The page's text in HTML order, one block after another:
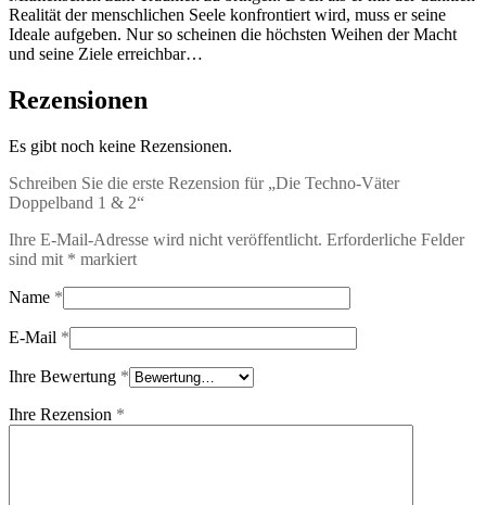
Realität der menschlichen Seele konfrontiert wird, muss er seine
Ideale aufgeben. Nur so scheinen die höchsten Weihen der Macht
und seine Ziele erreichbar…
Rezensionen
Es gibt noch keine Rezensionen.
Schreiben Sie die erste Rezension für „Die Techno-Väter
Doppelband 1 & 2“
Ihre E-Mail-Adresse wird nicht veröffentlicht. Erforderliche Felder
sind mit * markiert
Name *
E-Mail *
Ihre Bewertung *
Ihre Rezension *